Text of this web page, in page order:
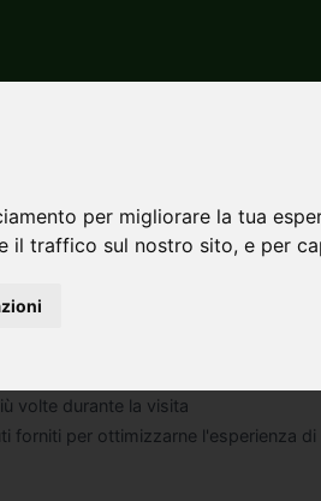
per migliorare la tua
il traffico sul nostro sito, e per
dei servizi offerti dal portale
volte durante la visita
forniti per ottimizzarne l'esperienza di